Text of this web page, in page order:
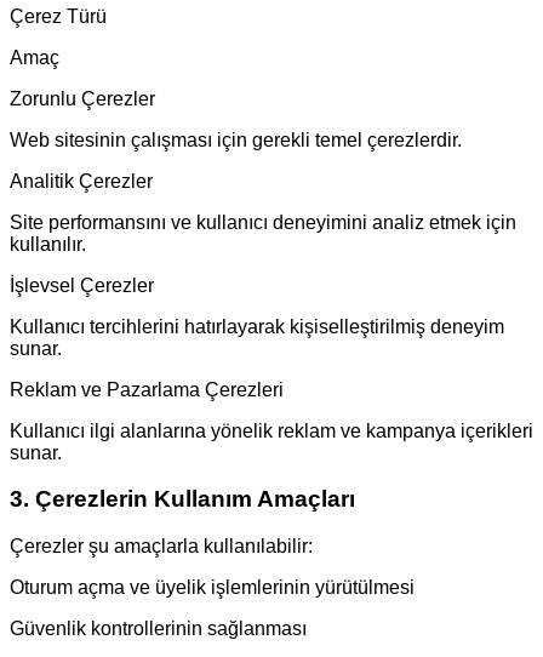
Çerez Türü
Amaç
Zorunlu Çerezler
Web sitesinin çalışması için gerekli temel çerezlerdir.
Analitik Çerezler
Site performansını ve kullanıcı deneyimini analiz etmek için
kullanılır.
İşlevsel Çerezler
Kullanıcı tercihlerini hatırlayarak kişiselleştirilmiş deneyim
sunar.
Reklam ve Pazarlama Çerezleri
Kullanıcı ilgi alanlarına yönelik reklam ve kampanya içerikleri
sunar.
3. Çerezlerin Kullanım Amaçları
Çerezler şu amaçlarla kullanılabilir:
Oturum açma ve üyelik işlemlerinin yürütülmesi
Güvenlik kontrollerinin sağlanması